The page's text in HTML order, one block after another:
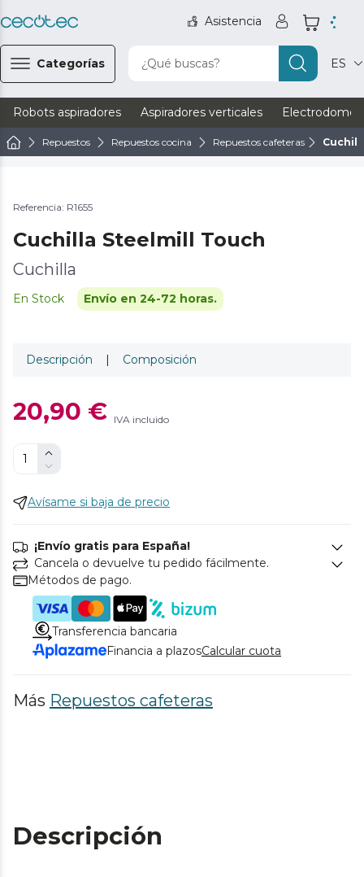
Asistencia
Categorías ¿Qué buscas? ES
Robots aspiradores Aspiradores verticales
Repuestos Repuestos cocina Repuestos cafeteras
Referencia: R1655
Cuchilla Steelmill Touch
Cuchilla
En Stock Envío en 24-72 horas.
Descripción | Composición
20,90 € IVA incluido
Avísame si baja de precio
¡Envío gratis para España!
Cancela o devuelve tu pedido fácilmente.
Métodos de pago.
Transferencia bancaria
Financia a plazosCalcular cuota
Más Repuestos cafeteras
Descripción